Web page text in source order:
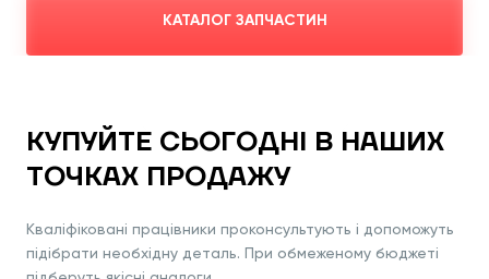
КАТАЛОГ ЗАПЧАСТИН
КУПУЙТЕ СЬОГОДНІ В НАШИХ
ТОЧКАХ ПРОДАЖУ
Кваліфіковані працівники проконсультують і допоможуть
підібрати необхідну деталь. При обмеженому бюджеті